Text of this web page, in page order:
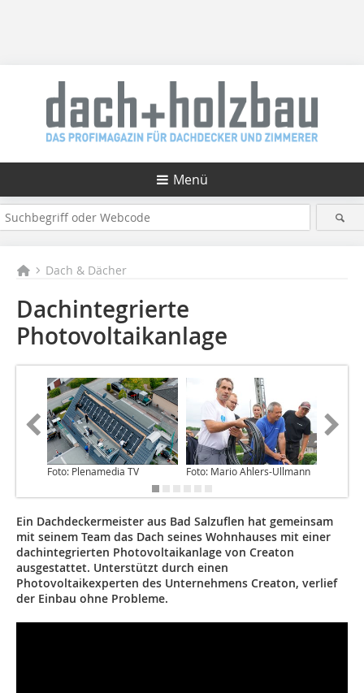
Menü
Dach & Dächer
Dachintegrierte
Photovoltaikanlage
Foto: Plenamedia TV Foto: Mario Ahlers-Ullmann
Ein Dachdeckermeister aus Bad Salzuflen hat gemeinsam
mit seinem Team das Dach seines Wohnhauses mit einer
dachintegrierten Photovoltaikanlage von Creaton
ausgestattet. Unterstützt durch einen
Photovoltaikexperten des Unternehmens Creaton, verlief
der Einbau ohne Probleme.